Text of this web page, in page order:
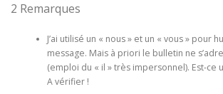
2 Remarques
J’ai utilisé un « nous » et un « vous » pour
message. Mais à priori le bulletin ne
(emploi du « il » très impersonnel). Est-ce
A vérifier !